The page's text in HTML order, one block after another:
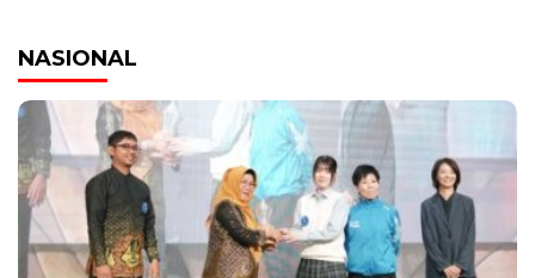
NASIONAL